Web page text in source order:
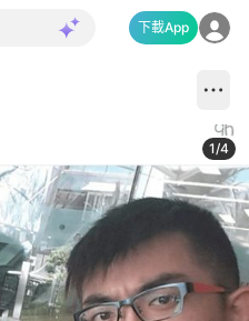
下載App
1/4